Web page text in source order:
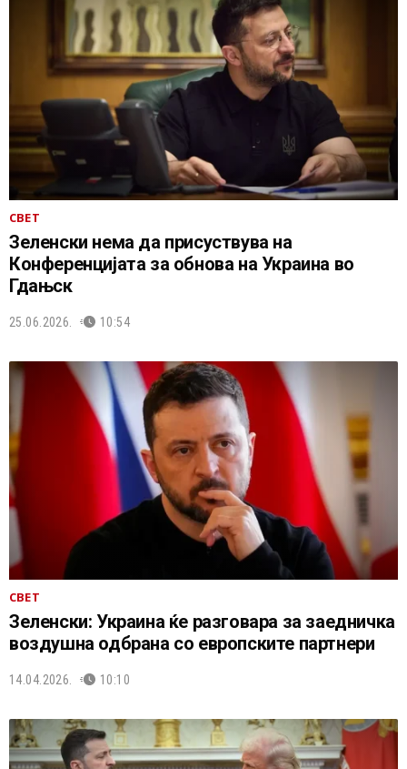
СВЕТ
Зеленски нема да присуствува на
Конференцијата за обнова на Украина во
Гдањск
25.06.2026. 10:54
СВЕТ
Зеленски: Украина ќе разговара за заедничка
воздушна одбрана со европските партнери
14.04.2026. 10:10